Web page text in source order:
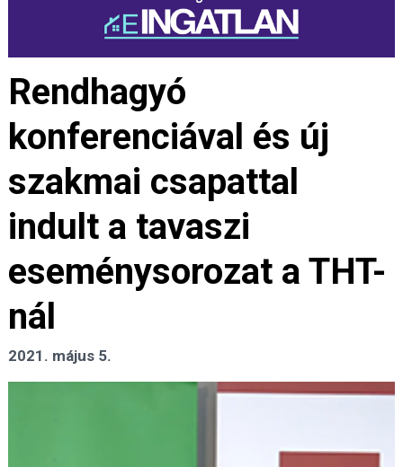
Rendhagyó
konferenciával és új
szakmai csapattal
indult a tavaszi
eseménysorozat a THT-
nál
2021. május 5.